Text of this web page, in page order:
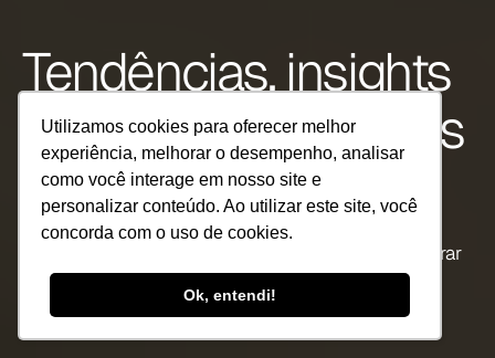
Utilizamos cookies para oferecer melhor
experiência, melhorar o desempenho, analisar
como você interage em nosso site e
personalizar conteúdo. Ao utilizar este site, você
concorda com o uso de cookies.
Ok, entendi!
Tendências, insights
e práticas em Dados
e IA
Do Lakehouse à Inteligência Artificial – análises
exclusivas, cases reais e guias práticos para acelerar
sua transformação digital.